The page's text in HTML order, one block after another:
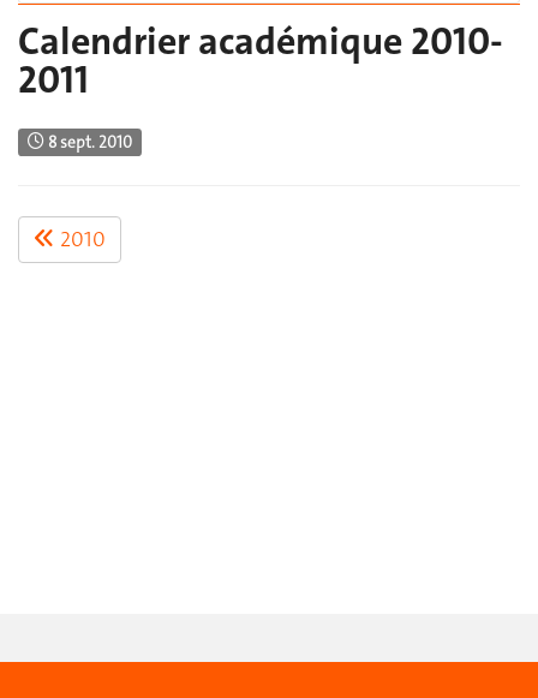
Calendrier académique 2010-
2011
8 sept. 2010
2010